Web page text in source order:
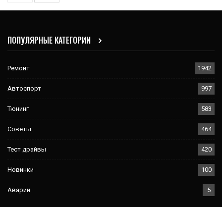
ПОПУЛЯРНЫЕ КАТЕГОРИИ
Ремонт 1942
Автоспорт 997
Тюнинг 583
Советы 464
Тест драйвы 420
Новинки 100
Аварии 5